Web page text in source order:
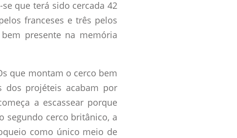
que terá sido cercada 42
franceses e três pelos
presente na memória
que montam o cerco bem
dos projéteis acabam por
a escassear porque
segundo cerco britânico, a
como único meio de